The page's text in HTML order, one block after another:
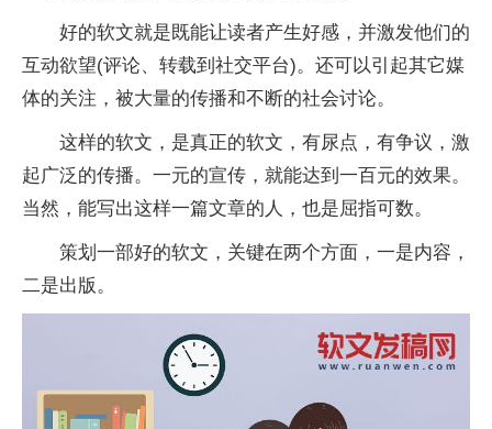
好的软文就是既能让读者产生好感，并激发他们的
互动欲望(评论、转载到社交平台)。还可以引起其它媒
体的关注，被大量的传播和不断的社会讨论。
这样的软文，是真正的软文，有尿点，有争议，激
起广泛的传播。一元的宣传，就能达到一百元的效果。
当然，能写出这样一篇文章的人，也是屈指可数。
策划一部好的软文，关键在两个方面，一是内容，
二是出版。